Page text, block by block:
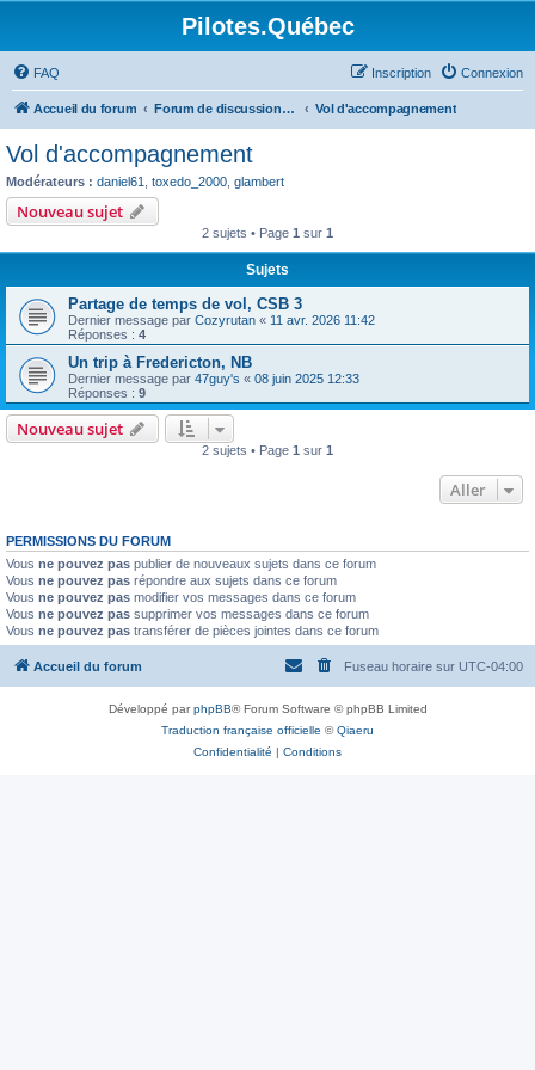
Pilotes.Québec
FAQ Connexion
Inscription
Accueil du forum Forum de discussions sur l'aviation générale Vol d'accompagnement
Vol d'accompagnement
Modérateurs : daniel61 toxedo_2000 glambert
Nouveau sujet
2 sujets • Page 1 sur 1
Sujets
Partage de temps de vol, CSB 3
Dernier message par Cozyrutan « 11 avr. 2026 11:42
Réponses : 4
Un trip à Fredericton, NB
Dernier message par 47guy's « 08 juin 2025 12:33
Réponses : 9
Nouveau sujet
2 sujets • Page 1 sur 1
Aller
PERMISSIONS DU FORUM
Vous ne pouvez pas publier de nouveaux sujets dans ce forum
Vous ne pouvez pas répondre aux sujets dans ce forum
Vous ne pouvez pas modifier vos messages dans ce forum
Vous ne pouvez pas supprimer vos messages dans ce forum
Vous ne pouvez pas transférer de pièces jointes dans ce forum
Accueil du forum Fuseau horaire sur UTC-04:00
Développé parphpBB® Forum Software © phpBB Limited
Traduction française officielle ©Qiaeru
Confidentialité | Conditions